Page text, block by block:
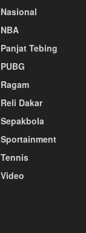
Nasional
NBA
Panjat Tebing
PUBG
Ragam
Reli Dakar
Sepakbola
Sportainment
Tennis
Video